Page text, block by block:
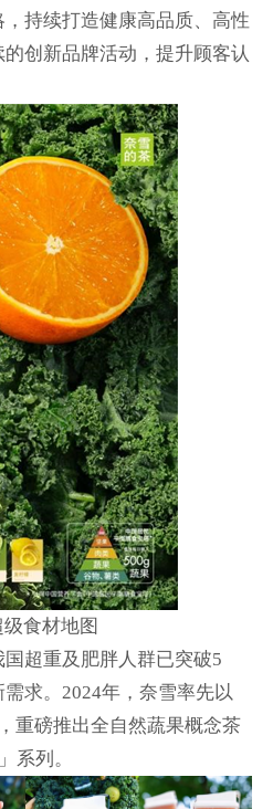
持续打造健康高品质、高性
创新品牌活动，提升顾客认
食材地图
超重及肥胖人群已突破5
求。2024年，奈雪率先以
重磅推出全自然蔬果概念茶
系列。